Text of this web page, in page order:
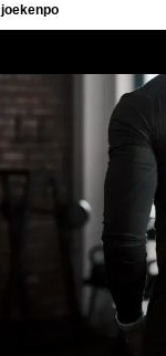
joekenpo